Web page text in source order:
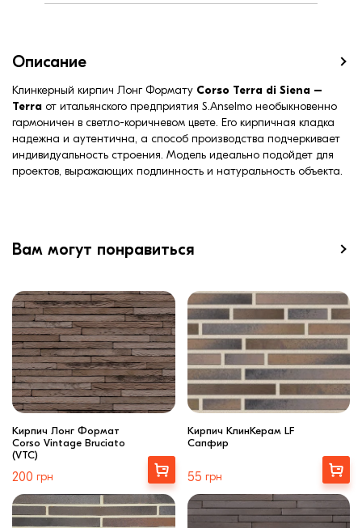
Описание
Клинкерный кирпич Лонг Формату Corso Terra di Siena –
Terra от итальянского предприятия S.Anselmo необыкновенно
гармоничен в светло-коричневом цвете. Его кирпичная кладка
надежна и аутентична, а способ производства подчеркивает
индивидуальность строения. Модель идеально подойдет для
проектов, выражающих подлинность и натуральность объекта.
Вам могут понравиться
Кирпич Лонг Формат
Corso Vintage Bruciato
(VTC)
200 грн
Выбрать
Кирпич КлинКерам LF
Сапфир
55 грн
Купити